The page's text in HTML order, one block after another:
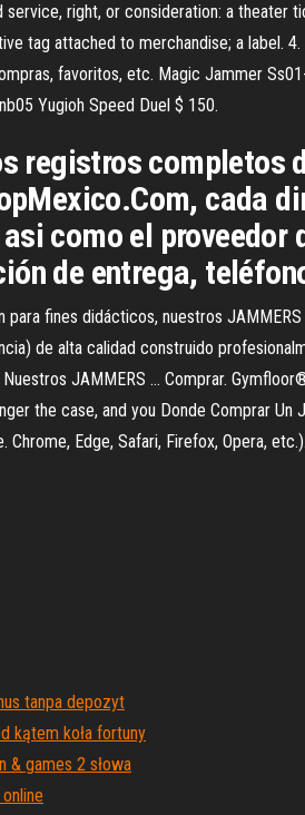
right, or consideration: a theater
tag attached to merchandise; a label.
favoritos, etc. Magic Jammer
Yugioh Speed Duel $ 150.
registros completos
cada
como el
de entrega,
para fines didácticos, nuestros
de alta calidad construido
Nuestros JAMMERS … Comprar.
the case, and you Donde Comprar
Edge, Safari, Firefox, Opera,
tanpa depozyt
kątem koła fortuny
& games 2 słowa